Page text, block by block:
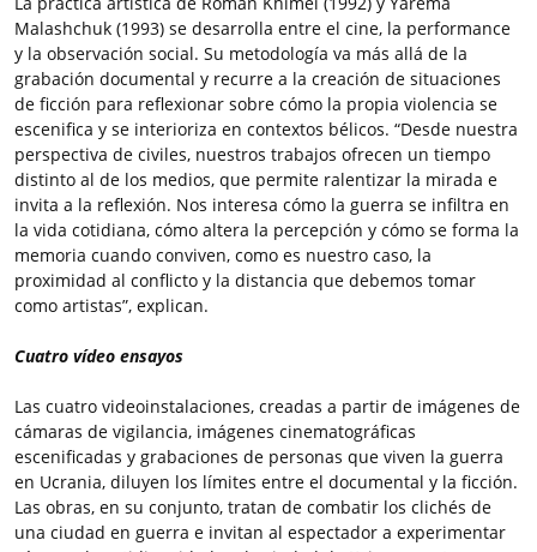
Malashchuk (1993) se desarrolla entre el cine, la performance
y la observación social. Su metodología va más allá de la
grabación documental y recurre a la creación de situaciones
de ficción para reflexionar sobre cómo la propia violencia se
escenifica y se interioriza en contextos bélicos. “Desde nuestra
perspectiva de civiles, nuestros trabajos ofrecen un tiempo
distinto al de los medios, que permite ralentizar la mirada e
invita a la reflexión. Nos interesa cómo la guerra se infiltra en
la vida cotidiana, cómo altera la percepción y cómo se forma la
memoria cuando conviven, como es nuestro caso, la
proximidad al conflicto y la distancia que debemos tomar
como artistas”, explican.
Cuatro vídeo ensayos
Las cuatro videoinstalaciones, creadas a partir de imágenes de
cámaras de vigilancia, imágenes cinematográficas
escenificadas y grabaciones de personas que viven la guerra
en Ucrania, diluyen los límites entre el documental y la ficción.
Las obras, en su conjunto, tratan de combatir los clichés de
una ciudad en guerra e invitan al espectador a experimentar